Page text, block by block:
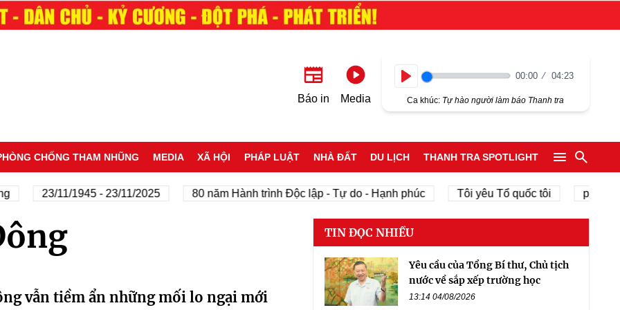
Báo in Media
00:00 04:23
Ca khúc: Tự hào người làm báo Thanh tra
CHỐNG THAM NHŨNG MEDIA XÃ HỘI PHÁP LUẬT NHÀ ĐẤT DU LỊCH THANH TRA SPOTLIGHT
23/11/1945 - 23/11/2025 80 năm Hành trình Độc lập - Tự do - Hạnh phúc Tôi yêu Tổ quốc tôi phát
vẫn tiềm ẩn những mối lo ngại mới
TIN ĐỌC NHIỀU
Yêu cầu của Tổng Bí thư, Chủ tịch
nước về sắp xếp trường học
13:14 04/08/2026